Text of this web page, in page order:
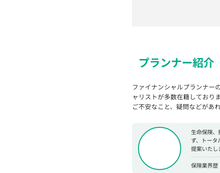
プランナー紹介
ファイナンシャルプランナー
ャリストが多数在籍しており
ご不安なこと、疑問などがあ
生命保険、
ず、トータ
提案いたし
保険業界歴